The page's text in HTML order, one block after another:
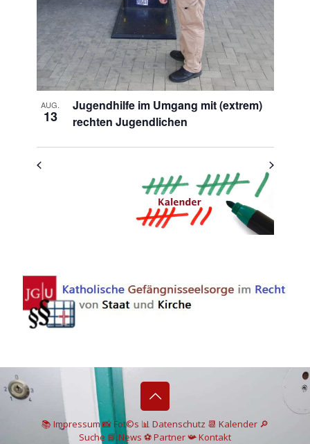
AUG.
13
Jugendhilfe im Umgang mit (extrem)
rechten Jugendlichen
📚 Impressum📸Fot©s 📊 Datenschutz 📆 Kalender 🔎
Suche 📘 News ⚽Partner📯Kontakt